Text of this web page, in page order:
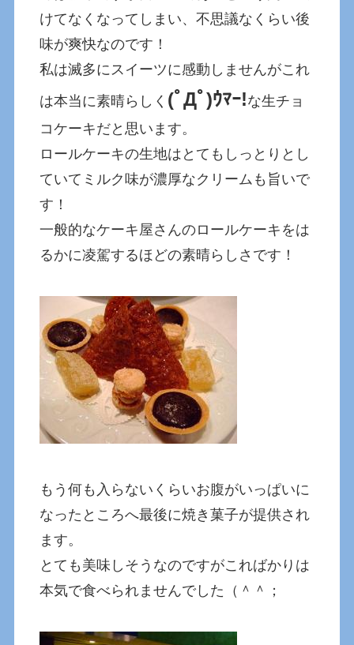
けてなくなってしまい、不思議なくらい後
味が爽快なのです！
私は滅多にスイーツに感動しませんがこれ
は本当に素晴らしく (ﾟДﾟ)ｳﾏｰ!な生チョ
コケーキだと思います。
ロールケーキの生地はとてもしっとりとし
ていてミルク味が濃厚なクリームも旨いで
す！
一般的なケーキ屋さんのロールケーキをは
るかに凌駕するほどの素晴らしさです！
もう何も入らないくらいお腹がいっぱいに
なったところへ最後に焼き菓子が提供され
ます。
とても美味しそうなのですがこればかりは
本気で食べられませんでした（＾＾；